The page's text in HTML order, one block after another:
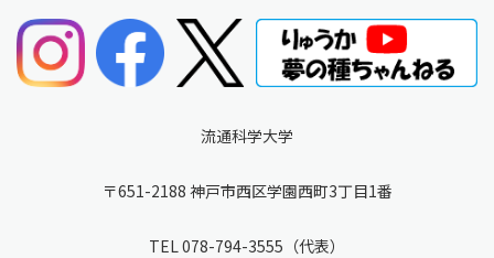
流通科学大学
〒651-2188 神戸市西区学園西町3丁目1番
TEL078-794-3555 （代表）